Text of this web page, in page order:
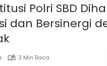
Polri SBD
dan Bersinergi
3 Min Baca